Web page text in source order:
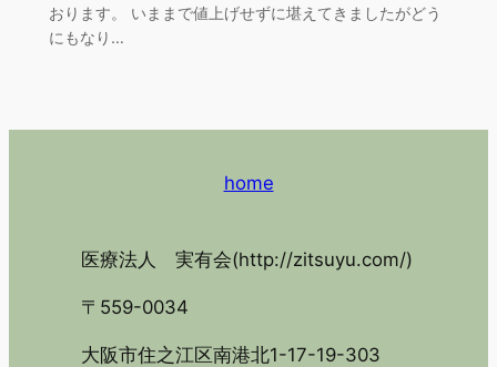
おります。 いままで値上げせずに堪えてきましたがどう
にもなり…
home
医療法人 実有会(http://zitsuyu.com/)
〒559-0034
大阪市住之江区南港北1-17-19-303